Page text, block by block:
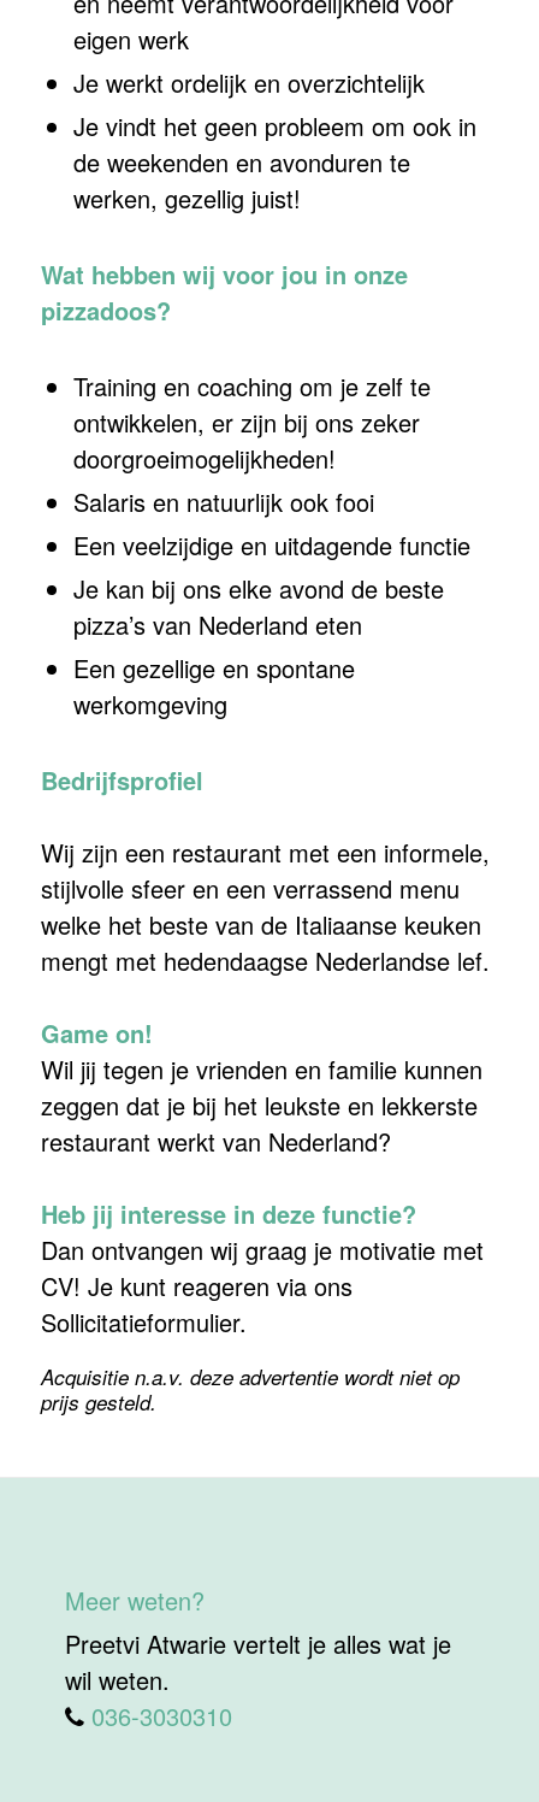
eigen werk
Je werkt ordelijk en overzichtelijk
Je vindt het geen probleem om ook in
de weekenden en avonduren te
werken, gezellig juist!
Wat hebben wij voor jou in onze
pizzadoos?
Training en coaching om je zelf te
ontwikkelen, er zijn bij ons zeker
doorgroeimogelijkheden!
Salaris en natuurlijk ook fooi
Een veelzijdige en uitdagende functie
Je kan bij ons elke avond de beste
pizza’s van Nederland eten
Een gezellige en spontane
werkomgeving
Bedrijfsprofiel
Wij zijn een restaurant met een informele,
stijlvolle sfeer en een verrassend menu
welke het beste van de Italiaanse keuken
mengt met hedendaagse Nederlandse lef.
Game on!
Wil jij tegen je vrienden en familie kunnen
zeggen dat je bij het leukste en lekkerste
restaurant werkt van Nederland?
Heb jij interesse in deze functie?
Dan ontvangen wij graag je motivatie met
CV! Je kunt reageren via ons
Sollicitatieformulier.
Acquisitie n.a.v. deze advertentie wordt niet op
prijs gesteld.
Meer weten?
Preetvi Atwarie vertelt je alles wat je
wil weten.
036-3030310